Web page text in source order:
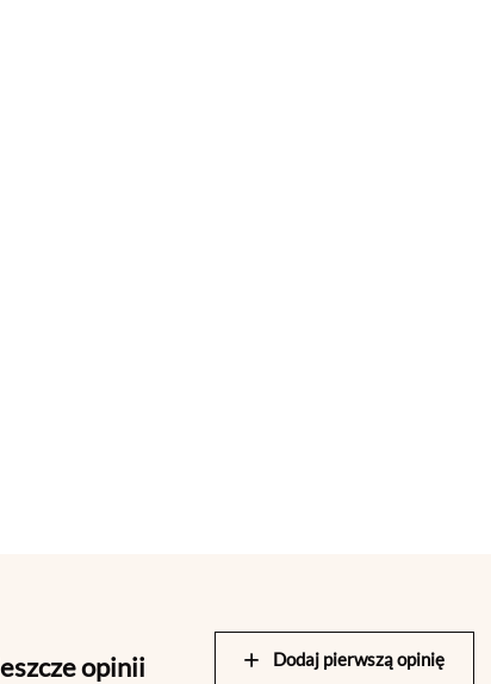
opinii Dodaj pierwszą opinię